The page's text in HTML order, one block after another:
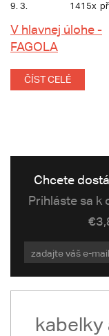
9. 3. 1415x
V hlavnej úlohe -
FAGOLA
ČÍST CELÉ
Chcete
Prihláste sa k